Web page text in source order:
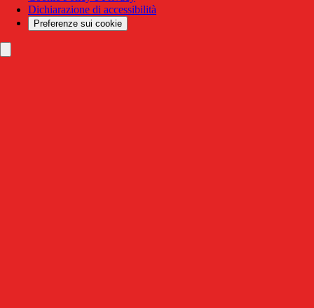
Dichiarazione di accessibilità
Preferenze sui cookie